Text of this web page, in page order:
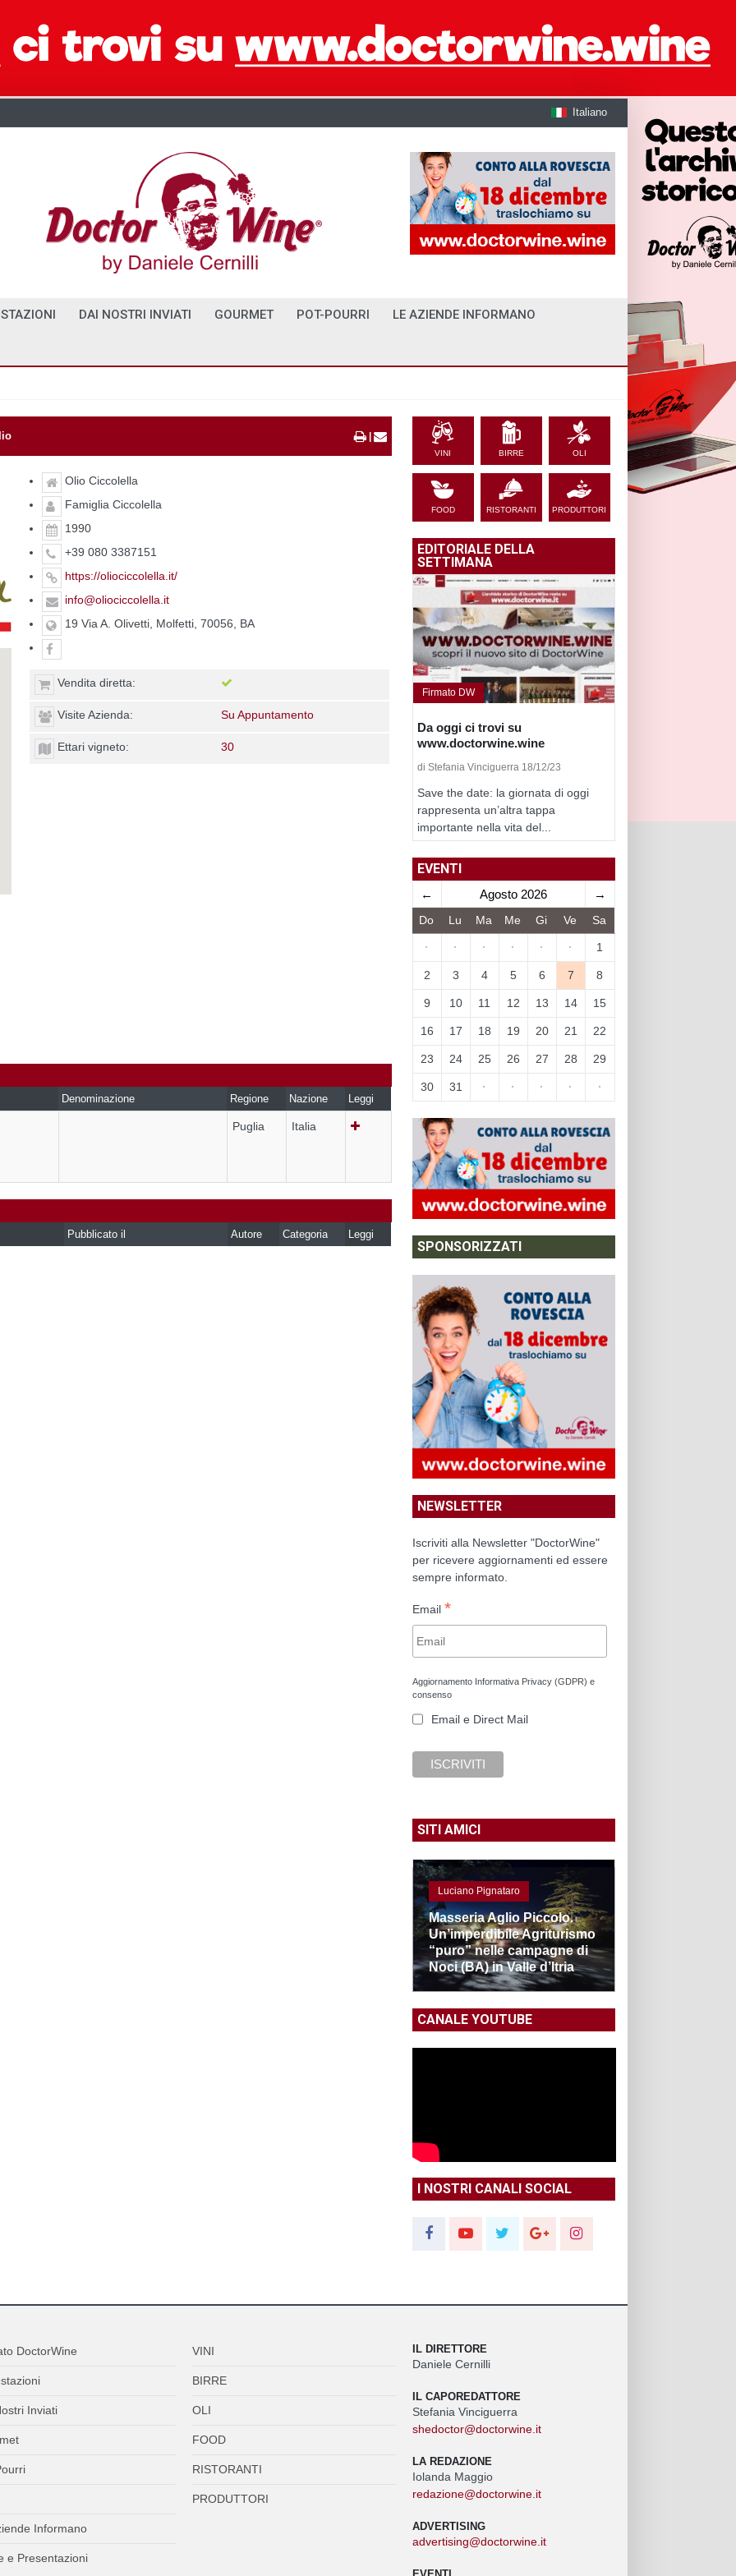
Italiano
DAI NOSTRI INVIATI GOURMET POT-POURRI LE AZIENDE INFORMANO
|
Olio Ciccolella
Famiglia Ciccolella
1990
+39 080 3387151
https://oliociccolella.it/
info@oliociccolella.it
19 Via A. Olivetti, Molfetti, 70056, BA
Vendita diretta:
Visite Azienda: Su Appuntamento
Ettari vigneto: 30
Denominazione Regione Nazione Leggi
Puglia Italia
Pubblicato il Autore Categoria Leggi
VINI BIRRE OLI
FOOD RISTORANTI PRODUTTORI
EDITORIALE DELLA
SETTIMANA
Firmato DW
Da oggi ci trovi su
www.doctorwine.wine
di Stefania Vinciguerra 18/12/23
Save the date: la giornata di oggi
rappresenta un’altra tappa
importante nella vita del...
EVENTI
← Agosto 2026 →
Do Lu Ma Me Gi Ve Sa
· · · · · · 1
2 3 4 5 6 7 8
9 10 11 12 13 14 15
16 17 18 19 20 21 22
23 24 25 26 27 28 29
30 31 · · · · ·
SPONSORIZZATI
NEWSLETTER
Iscriviti alla Newsletter "DoctorWine"
per ricevere aggiornamenti ed essere
sempre informato.
Email *
Aggiornamento Informativa Privacy (GDPR) e
consenso
Email e Direct Mail
SITI AMICI
Luciano Pignataro
Masseria Aglio Piccolo.
Un’imperdibile Agriturismo
“puro” nelle campagne di
Noci (BA) in Valle d’Itria
CANALE YOUTUBE
I NOSTRI CANALI SOCIAL
DoctorWine
Inviati
Informano
e Presentazioni
VINI
BIRRE
OLI
FOOD
RISTORANTI
PRODUTTORI
IL DIRETTORE
Daniele Cernilli
IL CAPOREDATTORE
Stefania Vinciguerra
shedoctor@doctorwine.it
LA REDAZIONE
Iolanda Maggio
redazione@doctorwine.it
ADVERTISING
advertising@doctorwine.it